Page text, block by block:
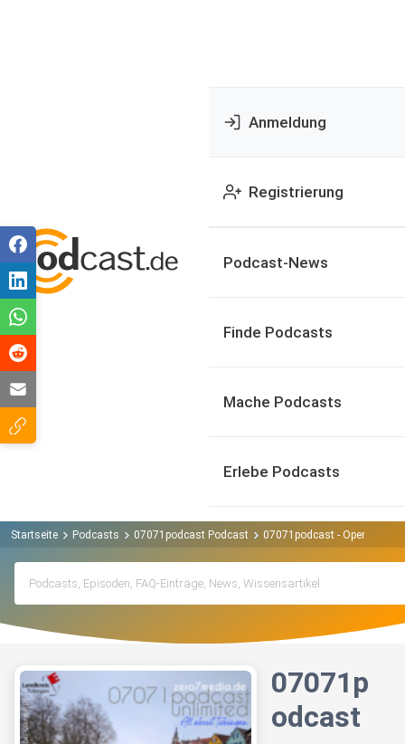
Anmeldung
Registrierung
Podcast-News
Finde Podcasts
Mache Podcasts
Erlebe Podcasts
Startseite Podcasts 07071podcast Podcast 07071podcast - OpenStage
07071p
odcast